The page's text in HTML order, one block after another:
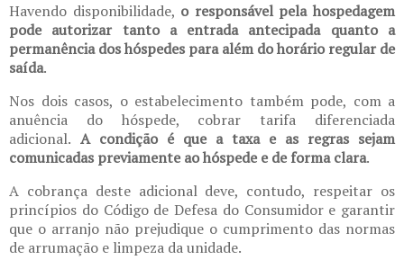
Havendo disponibilidade, o responsável pela hospedagem
pode autorizar tanto a entrada antecipada quanto a
permanência dos hóspedes para além do horário regular de
saída.
Nos dois casos, o estabelecimento também pode, com a
anuência do hóspede, cobrar tarifa diferenciada
adicional. A condição é que a taxa e as regras sejam
comunicadas previamente ao hóspede e de forma clara.
A cobrança deste adicional deve, contudo, respeitar os
princípios do Código de Defesa do Consumidor e garantir
que o arranjo não prejudique o cumprimento das normas
de arrumação e limpeza da unidade.